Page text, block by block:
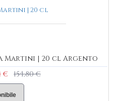
Martini | 20 cl Argento
€
154,80 €